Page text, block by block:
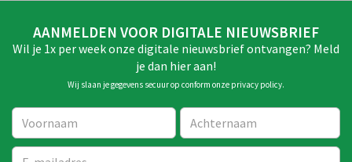
AANMELDEN VOOR DIGITALE NIEUWSBRIEF
Wil je 1x per week onze digitale nieuwsbrief ontvangen? Meld
je dan hier aan!
Wij slaan je gegevens secuur op conform onze privacy policy.